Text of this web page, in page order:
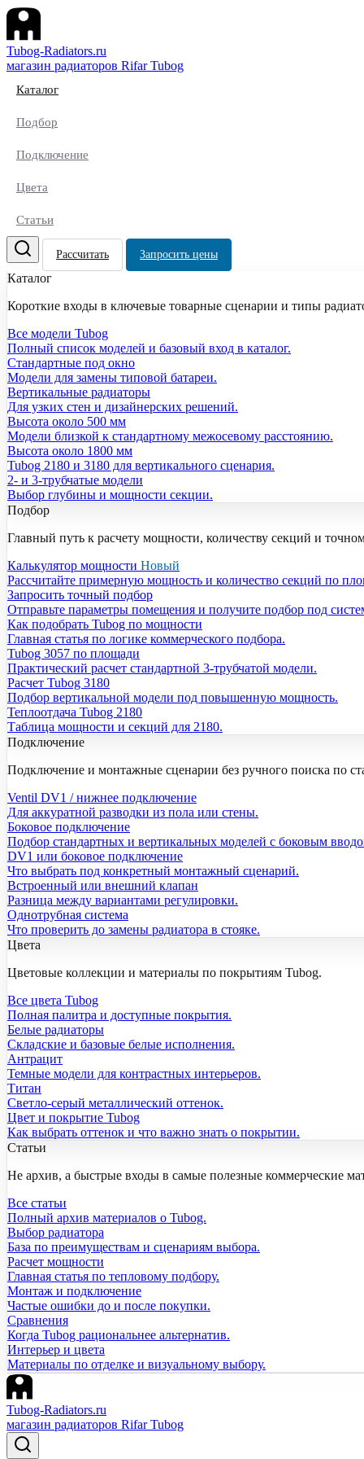
Tubog-Radiators.ru
магазин радиаторов Rifar Tubog
Каталог
Подбор
Подключение
Цвета
Статьи
Рассчитать Запросить цены
Каталог
Короткие входы в ключевые товарные сценарии и типы
Все модели Tubog
Полный список моделей и базовый вход в каталог.
Стандартные под окно
Модели для замены типовой батареи.
Вертикальные радиаторы
Для узких стен и дизайнерских решений.
Высота около 500 мм
Модели близкой к стандартному межосевому расстоянию.
Высота около 1800 мм
Tubog 2180 и 3180 для вертикального сценария.
2- и 3-трубчатые модели
Выбор глубины и мощности секции.
Подбор
Главный путь к расчету мощности, количеству секций и
Калькулятор мощности Новый
Рассчитайте примерную мощность и количество секций по
Запросить точный подбор
Отправьте параметры помещения и получите подбор под
Как подобрать Tubog по мощности
Главная статья по логике коммерческого подбора.
Tubog 3057 по площади
Практический расчет стандартной 3-трубчатой модели.
Расчет Tubog 3180
Подбор вертикальной модели под повышенную мощность.
Теплоотдача Tubog 2180
Таблица мощности и секций для 2180.
Подключение
Подключение и монтажные сценарии без ручного поиска по
Ventil DV1 / нижнее подключение
Для аккуратной разводки из пола или стены.
Боковое подключение
Подбор стандартных и вертикальных моделей с боковым
DV1 или боковое подключение
Что выбрать под конкретный монтажный сценарий.
Встроенный или внешний клапан
Разница между вариантами регулировки.
Однотрубная система
Что проверить до замены радиатора в стояке.
Цвета
Цветовые коллекции и материалы по покрытиям Tubog.
Все цвета Tubog
Полная палитра и доступные покрытия.
Белые радиаторы
Складские и базовые белые исполнения.
Антрацит
Темные модели для контрастных интерьеров.
Титан
Светло-серый металлический оттенок.
Цвет и покрытие Tubog
Как выбрать оттенок и что важно знать о покрытии.
Статьи
Не архив, а быстрые входы в самые полезные коммерческие
Все статьи
Полный архив материалов о Tubog.
Выбор радиатора
База по преимуществам и сценариям выбора.
Расчет мощности
Главная статья по тепловому подбору.
Монтаж и подключение
Частые ошибки до и после покупки.
Сравнения
Когда Tubog рациональнее альтернатив.
Интерьер и цвета
Материалы по отделке и визуальному выбору.
Tubog-Radiators.ru
магазин радиаторов Rifar Tubog